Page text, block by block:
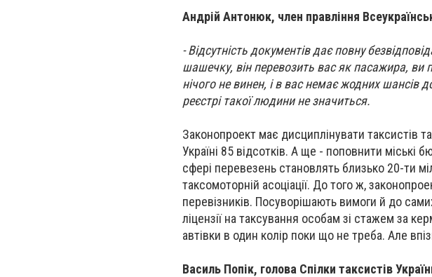
Андрій Антонюк, член правління
- Відсутність документів дає повну
шашечку, він перевозить вас як пасажира, ви
нічого не винен, і в вас немає жодних шансів
реєстрі такої людини не значиться.
Законопроект має дисциплінувати таксистів
Україні 85 відсотків. А ще - поповнити міські
сфері перевезень становлять близько 20-ти
таксомоторній асоціації. До того ж,
перевізників. Посуворішають вимоги й до
ліцензії на таксування особам зі стажем за
автівки в один колір поки що не треба. Але
Василь Попік, голова Спілки таксистів